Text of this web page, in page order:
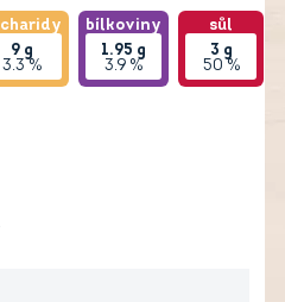
9 g
3.3 %
bílkoviny
1.95 g
3.9 %
sůl
3 g
50 %